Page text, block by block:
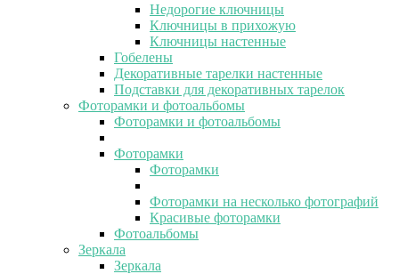
Недорогие ключницы
Ключницы в прихожую
Ключницы настенные
Гобелены
Декоративные тарелки настенные
Подставки для декоративных тарелок
Фоторамки и фотоальбомы
Фоторамки и фотоальбомы
Фоторамки
Фоторамки
Фоторамки на несколько фотографий
Красивые фоторамки
Фотоальбомы
Зеркала
Зеркала